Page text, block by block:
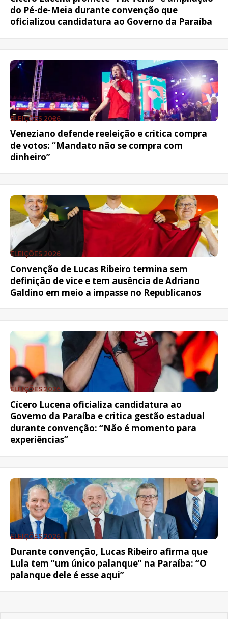
do Pé-de-Meia durante convenção que
oficializou candidatura ao Governo da Paraíba
ELEIÇÕES 2026
Veneziano defende reeleição e critica compra
de votos: “Mandato não se compra com
dinheiro”
ELEIÇÕES 2026
Convenção de Lucas Ribeiro termina sem
definição de vice e tem ausência de Adriano
Galdino em meio a impasse no Republicanos
ELEIÇÕES 2026
Cícero Lucena oficializa candidatura ao
Governo da Paraíba e critica gestão estadual
durante convenção: “Não é momento para
experiências”
ELEIÇÕES 2026
Durante convenção, Lucas Ribeiro afirma que
Lula tem “um único palanque” na Paraíba: “O
palanque dele é esse aqui”